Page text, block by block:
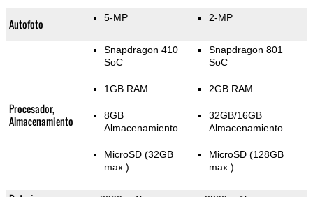
Autofoto 5-MP 2-MP
Procesador,
Almacenamiento
Snapdragon 410
SoC
1GB RAM
8GB
Almacenamiento
MicroSD (32GB
max.)
Snapdragon 801
SoC
2GB RAM
32GB/16GB
Almacenamiento
MicroSD (128GB
max.)